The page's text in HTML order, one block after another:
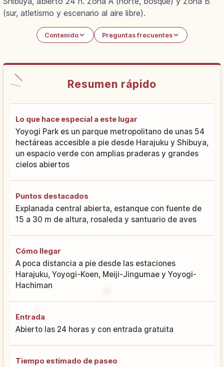
(sur, atletismo y escenario al aire libre).
Contenido Preguntas frecuentes
Resumen rápido
Lo que hace especial a este lugar
Yoyogi Park es un parque metropolitano de unas 54
hectáreas accesible a pie desde Harajuku y Shibuya,
un espacio verde con amplias praderas y grandes
cielos abiertos
Puntos destacados
Explanada central abierta, estanque con fuente de
15 a 30 m de altura, rosaleda y santuario de aves
Cómo llegar
A poca distancia a pie desde las estaciones
Harajuku, Yoyogi-Koen, Meiji-Jingumae y Yoyogi-
Hachiman
Entrada
Abierto las 24 horas y con entrada gratuita
Tiempo estimado de paseo